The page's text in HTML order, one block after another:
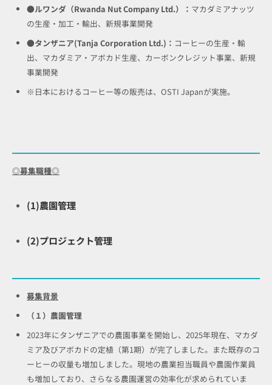
●ルワンダ（Rwanda Nut Company Ltd.）： マカダミアナッツ
の生産・加工・輸出、新規事業開発
●タンザニア(Tanja Corporation Ltd.)： コーヒーの生産・輸
出、マカダミア・アボカド生産、カーボンクレジット事業、新規
事業開発
※日本におけるコーヒー等の販売は、OSTI Japanが実施。
◎募集職種◎
(1)農園管理
(2)プロジェクト管理
募集背景
（１）農園管理
2023年にタンザニアでの農園事業を開始し、2025年現在、マカダ
ミア及びアボカドの定植（第1期）が完了しました。また既存のコ
ーヒーの収量も増加しました。現地の農業担当職員や農園作業員
も増加しており、さらなる農園運営の効率化が求められていま